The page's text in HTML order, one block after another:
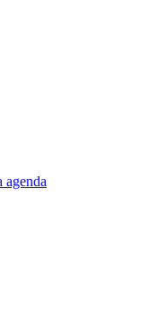
agenda